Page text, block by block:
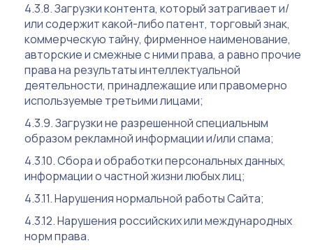
Загрузки контента, который затрагивает и/
или содержит какой-либо патент, торговый знак,
коммерческую тайну, фирменное наименование,
авторские и смежные с ними права, а равно прочие
права на результаты интеллектуальной
деятельности, принадлежащие или правомерно
используемые третьими лицами;
Загрузки не разрешенной специальным
образом рекламной информации и/или спама;
Сбора и обработки персональных данных,
информации о частной жизни любых лиц;
Нарушения нормальной работы Сайта;
Нарушения российских или международных
норм права.